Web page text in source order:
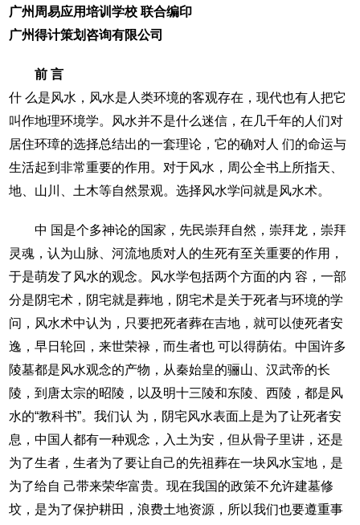
广州周易应用培训学校 联合编印
广州得计策划咨询有限公司
前 言
什 么是风水，风水是人类环境的客观存在，现代也有人把它
叫作地理环境学。风水并不是什么迷信，在几千年的人们对
居住环璋的选择总结出的一套理论，它的确对人 们的命运与
生活起到非常重要的作用。对于风水，周公全书上所指天、
地、山川、土木等自然景观。选择风水学问就是风水术。
中 国是个多神论的国家，先民崇拜自然，崇拜龙，崇拜
灵魂，认为山脉、河流地质对人的生死有至关重要的作用，
于是萌发了风水的观念。风水学包括两个方面的内 容，一部
分是阴宅术，阴宅就是葬地，阴宅术是关于死者与环境的学
问，风水术中认为，只要把死者葬在吉地，就可以使死者安
逸，早日轮回，来世荣禄，而生者也 可以得荫佑。中国许多
陵墓都是风水观念的产物，从秦始皇的骊山、汉武帝的长
陵，到唐太宗的昭陵，以及明十三陵和东陵、西陵，都是风
水的“教科书”。我们认 为，阴宅风水表面上是为了让死者安
息，中国人都有一种观念，入土为安，但从骨子里讲，还是
为了生者，生者为了要让自己的先祖葬在一块风水宝地，是
为了给自 己带来荣华富贵。现在我国的政策不允许建墓修
坟，是为了保护耕田，浪费土地资源，所以我们也要遵重事